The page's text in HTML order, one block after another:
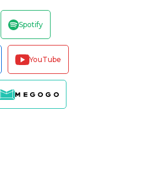
Spotify
YouTube